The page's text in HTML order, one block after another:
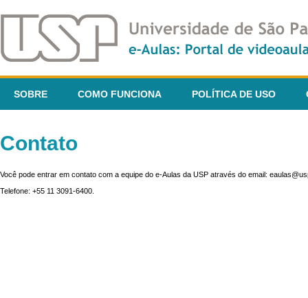
SOBRE COMO FUNCIONA POLÍTICA DE USO
Contato
Você pode entrar em contato com a equipe do e-Aulas da USP através do email:
Telefone: +55 11 3091-6400.